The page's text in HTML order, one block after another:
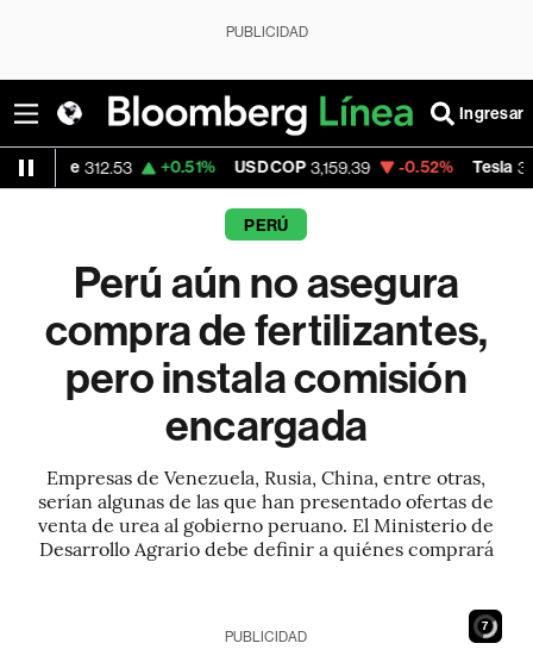
PUBLICIDAD
Ingresar
+0.51% USD COP 3,159.39 -0.52% Tesla 319.55 -
PERÚ
Perú aún no asegura
compra de fertilizantes,
pero instala comisión
encargada
Empresas de Venezuela, Rusia, China, entre otras,
serían algunas de las que han presentado ofertas de
venta de urea al gobierno peruano. El Ministerio de
Desarrollo Agrario debe definir a quiénes comprará
5
PUBLICIDAD